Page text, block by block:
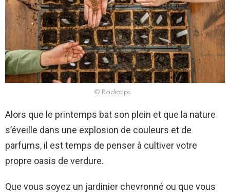
© Radiotips
Alors que le printemps bat son plein et que la nature
s’éveille dans une explosion de couleurs et de
parfums, il est temps de penser à cultiver votre
propre oasis de verdure.
Que vous soyez un jardinier chevronné ou que vous